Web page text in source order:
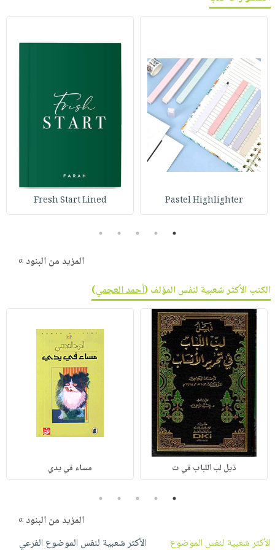
Pastel Highlighter
Fresh Start Lined
1
2
3
4
5
المزيد من البنود »
الكتب الأكثر شعبية لنفس المؤلف (أحمد العجمي)
ذيل لب اللباب في ت مساء في يدي
1
2
3
4
5
المزيد من البنود »
الأكثر شعبية لنفس الموضوع
الأكثر شعبية لنفس الموضوع الفرعي